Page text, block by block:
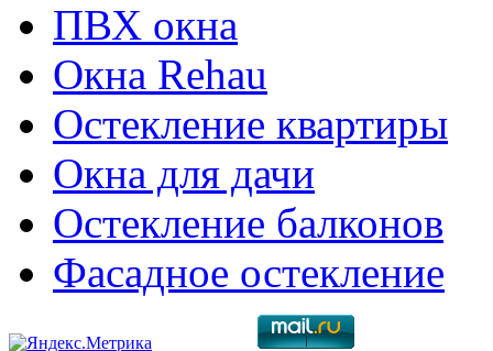
ПВХ окна
Окна Rehau
Остекление квартиры
Окна для дачи
Остекление балконов
Фасадное остекление